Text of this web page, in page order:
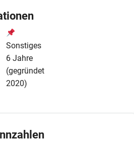
übernommen
umfasst den vollständigen
Inventar sowie die
Die Übernahme
Einklang mit den gesetzlichen
Mit einem
die im regionalen Handel
Sonstiges
6 Jahre
(gegründet
2020)